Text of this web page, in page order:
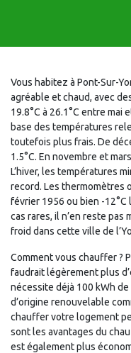
Vous habitez à Pont-Sur-
agréable et chaud, avec
19.8°C à 26.1°C entre
base des températures
toutefois plus frais. De
1.5°C. En novembre et
L’hiver, les températures
record. Les thermomètres
février 1956 ou bien -12°C
cas rares, il n’en reste
froid dans cette ville de
Comment vous chauffer ?
faudrait légèrement plus
nécessite déjà 100 kWh
d’origine renouvelable
chauffer votre logement
sont les avantages du
est également plus